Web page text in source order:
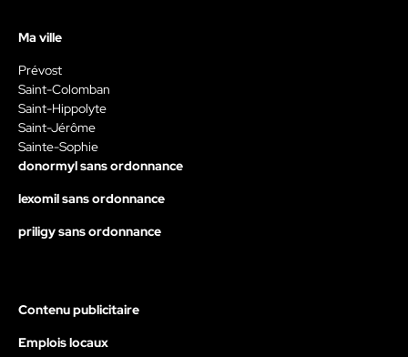
Ma ville
Prévost
Saint-Colomban
Saint-Hippolyte
Saint-Jérôme
Sainte-Sophie
donormyl sans ordonnance
lexomil sans ordonnance
priligy sans ordonnance
Contenu publicitaire
Emplois locaux